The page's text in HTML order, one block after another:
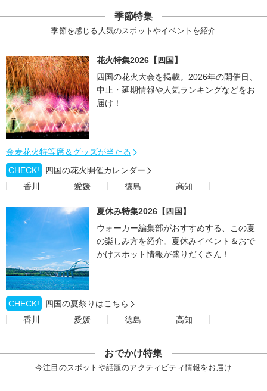
季節特集
季節を感じる人気のスポットやイベントを紹介
花火特集2026【四国】
四国の花火大会を掲載。2026年の開催日、
中止・延期情報や人気ランキングなどをお
届け！
金麦花火特等席＆グッズが当たる
CHECK!
四国の花火開催カレンダー
香川
愛媛 徳島 高知
夏休み特集2026【四国】
ウォーカー編集部がおすすめする、この夏
の楽しみ方を紹介。夏休みイベント＆おで
かけスポット情報が盛りだくさん！
CHECK!
四国の夏祭りはこちら
香川
愛媛 徳島 高知
おでかけ特集
今注目のスポットや話題のアクティビティ情報をお届け